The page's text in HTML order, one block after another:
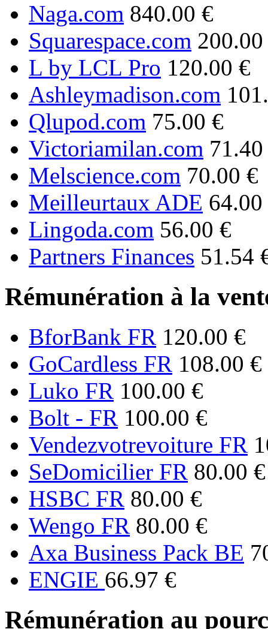
Naga.com 840.00 €
Squarespace.com
L by LCL Pro 120.00 €
Ashleymadison.com
Qlupod.com 75.00 €
Victoriamilan.com
Melscience.com 70.00 €
Meilleurtaux ADE 64.00
Lingoda.com 56.00 €
Partners Finances 51.54
Rémunération à la
BforBank FR 120.00 €
GoCardless FR 108.00 €
Luko FR 100.00 €
Bolt - FR 100.00 €
Vendezvotrevoiture FR
SeDomicilier FR 80.00 €
HSBC FR 80.00 €
Wengo FR 80.00 €
Axa Business Pack BE
ENGIE 66.97 €
Rémunération au